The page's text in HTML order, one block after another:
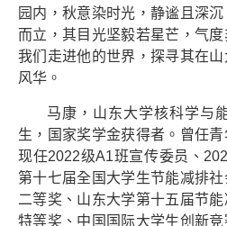
园内，秋意染时光，静谧且深
而立，其目光坚毅若星芒，气
我们走进他的世界，探寻其在
风华。
马康，山东大学核科学与
生，国家奖学金获得者。曾任
现任2022级A1班宣传委员、
第十七届全国大学生节能减排
二等奖、山东大学第十五届节
特等奖、中国国际大学生创新